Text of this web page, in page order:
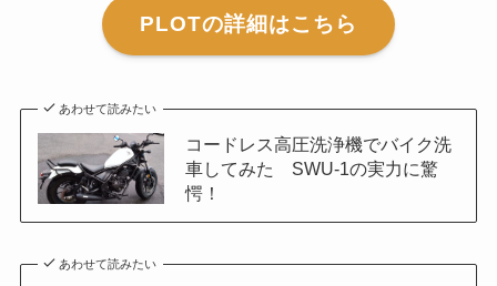
PLOTの詳細はこちら
あわせて読みたい
コードレス高圧洗浄機でバイク洗
車してみた SWU-1の実力に驚
愕！
あわせて読みたい